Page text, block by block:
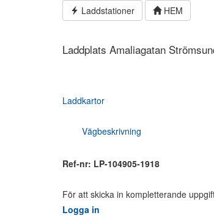
Laddstationer HEM
Laddplats Amaliagatan
Laddkartor
Vägbeskrivning
Ref-nr: LP-104905-1918
För att skicka in kompletterande
Logga in